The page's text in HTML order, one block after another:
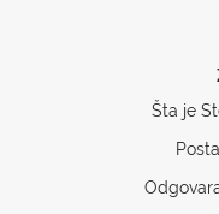
Šta je